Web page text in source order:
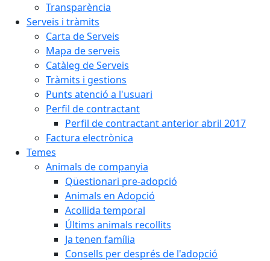
Transparència
Serveis i tràmits
Carta de Serveis
Mapa de serveis
Catàleg de Serveis
Tràmits i gestions
Punts atenció a l'usuari
Perfil de contractant
Perfil de contractant anterior abril 2017
Factura electrònica
Temes
Animals de companyia
Qüestionari pre-adopció
Animals en Adopció
Acollida temporal
Últims animals recollits
Ja tenen família
Consells per després de l'adopció